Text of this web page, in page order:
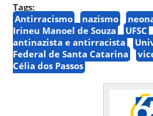
Tags:
Antirracismo
nazismo
Irineu Manoel de Souza
UFSC
antinazista e antirracista
Federal de Santa Catarina
Célia dos Passos